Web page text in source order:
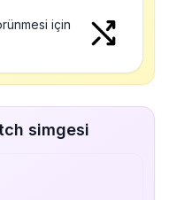
için
simgesi